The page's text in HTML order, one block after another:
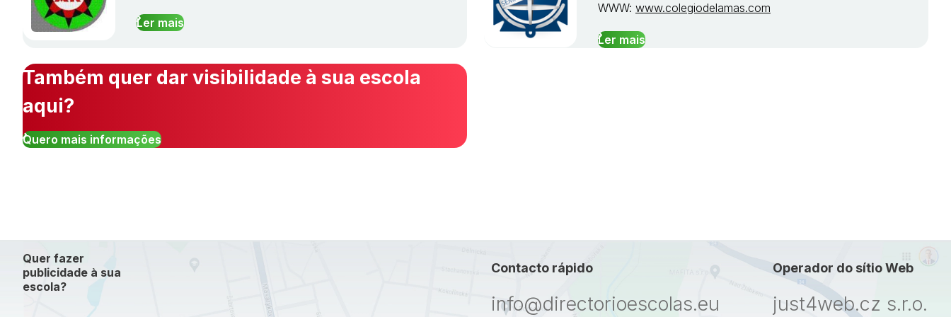
Ler mais
WWW: www.colegiodelamas.com
Ler mais
Também quer dar visibilidade à sua escola
aqui?
Quero mais informações
Quer fazer
publicidade à sua
escola?
Contacto rápido
info@directorioescolas.eu
Operador do sítio Web
just4web.cz s.r.o.